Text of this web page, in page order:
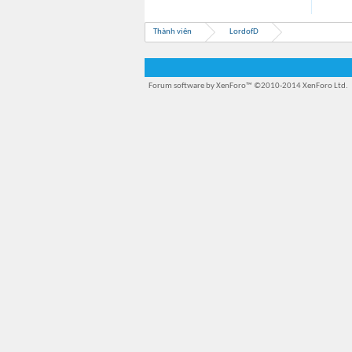
Thành viên LordofD
Forum software by XenForo™ ©2010-2014 XenForo Ltd.